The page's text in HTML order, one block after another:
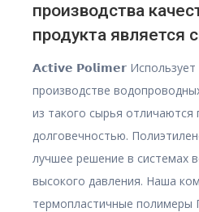
производства
продукта является
𝗔𝗰𝘁𝗶𝘃𝗲 𝗣𝗼𝗹𝗶𝗺𝗲𝗿 Использует
производстве
из такого сырья отличаются
долговечностью.
лучшее решение в системах
высокого давления. Наша
термопластичные полимеры